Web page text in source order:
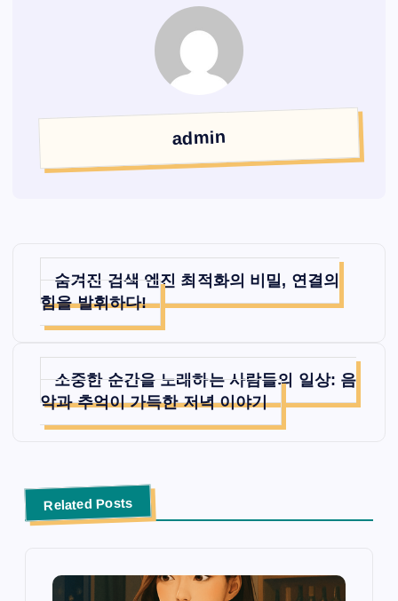
admin
탐
색
숨겨진 검색 엔진 최적화의 비밀, 연결의
힘을 발휘하다!
소중한 순간을 노래하는 사람들의 일상: 음
악과 추억이 가득한 저녁 이야기
Related Posts